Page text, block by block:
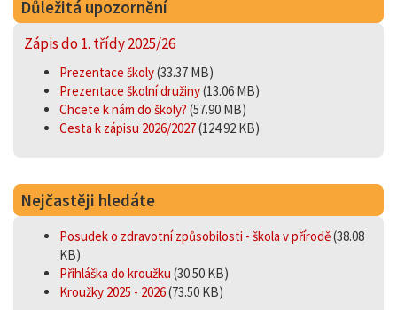
Důležitá upozornění
Zápis do 1. třídy 2025/26
Prezentace školy(33.37 MB)
Prezentace školní družiny(13.06 MB)
Chcete k nám do školy? (57.90 MB)
Cesta k zápisu 2026/2027(124.92 KB)
Nejčastěji hledáte
Posudek o zdravotní způsobilosti - škola v přírodě(38.08
KB)
Přihláška do kroužku (30.50 KB)
Kroužky 2025 - 2026(73.50 KB)